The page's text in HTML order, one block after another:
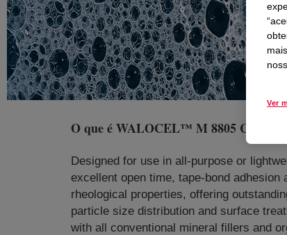
O que éWALOCEL™ M 8805 Cellulose
Designed for use in all-purpose or
excellent open time, tape-bond
rheological properties, offering
particle size distribution and surface
with all conventional mineral fillers and
Ver